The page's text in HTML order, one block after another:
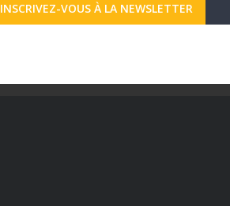
INSCRIVEZ-VOUS À LA NEWSLETTER